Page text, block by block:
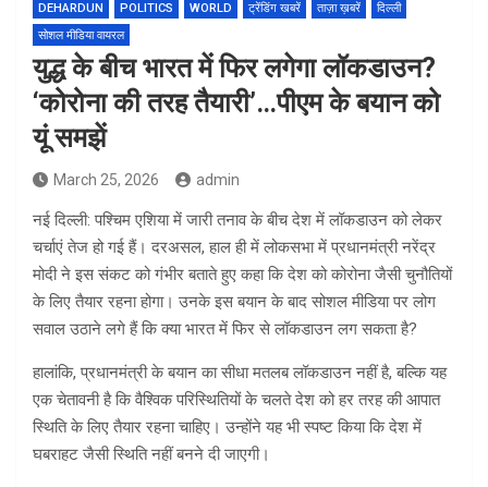
DEHARDUN POLITICS WORLD ट्रेंडिंग खबरें ताज़ा ख़बरें
दिल्ली
सोशल मीडिया वायरल
युद्ध के बीच भारत में फिर लगेगा लॉकडाउन?
‘कोरोना की तरह तैयारी’…पीएम के बयान को
यूं समझें
March 25, 2026 admin
नई दिल्ली: पश्चिम एशिया में जारी तनाव के बीच देश में लॉकडाउन को लेकर
चर्चाएं तेज हो गई हैं। दरअसल, हाल ही में लोकसभा में प्रधानमंत्रीनरेंद्र
मोदीने इस संकट को गंभीर बताते हुए कहा कि देश को कोरोना जैसी चुनौतियों
के लिए तैयार रहना होगा। उनके इस बयान के बाद सोशल मीडिया पर लोग
सवाल उठाने लगे हैं कि क्या भारत में फिर से लॉकडाउन लग सकता है?
हालांकि, प्रधानमंत्री के बयान का सीधा मतलब लॉकडाउन नहीं है, बल्कि यह
एक चेतावनी है कि वैश्विक परिस्थितियों के चलते देश को हर तरह की आपात
स्थिति के लिए तैयार रहना चाहिए। उन्होंने यह भी स्पष्ट किया कि देश में
घबराहट जैसी स्थिति नहीं बनने दी जाएगी।